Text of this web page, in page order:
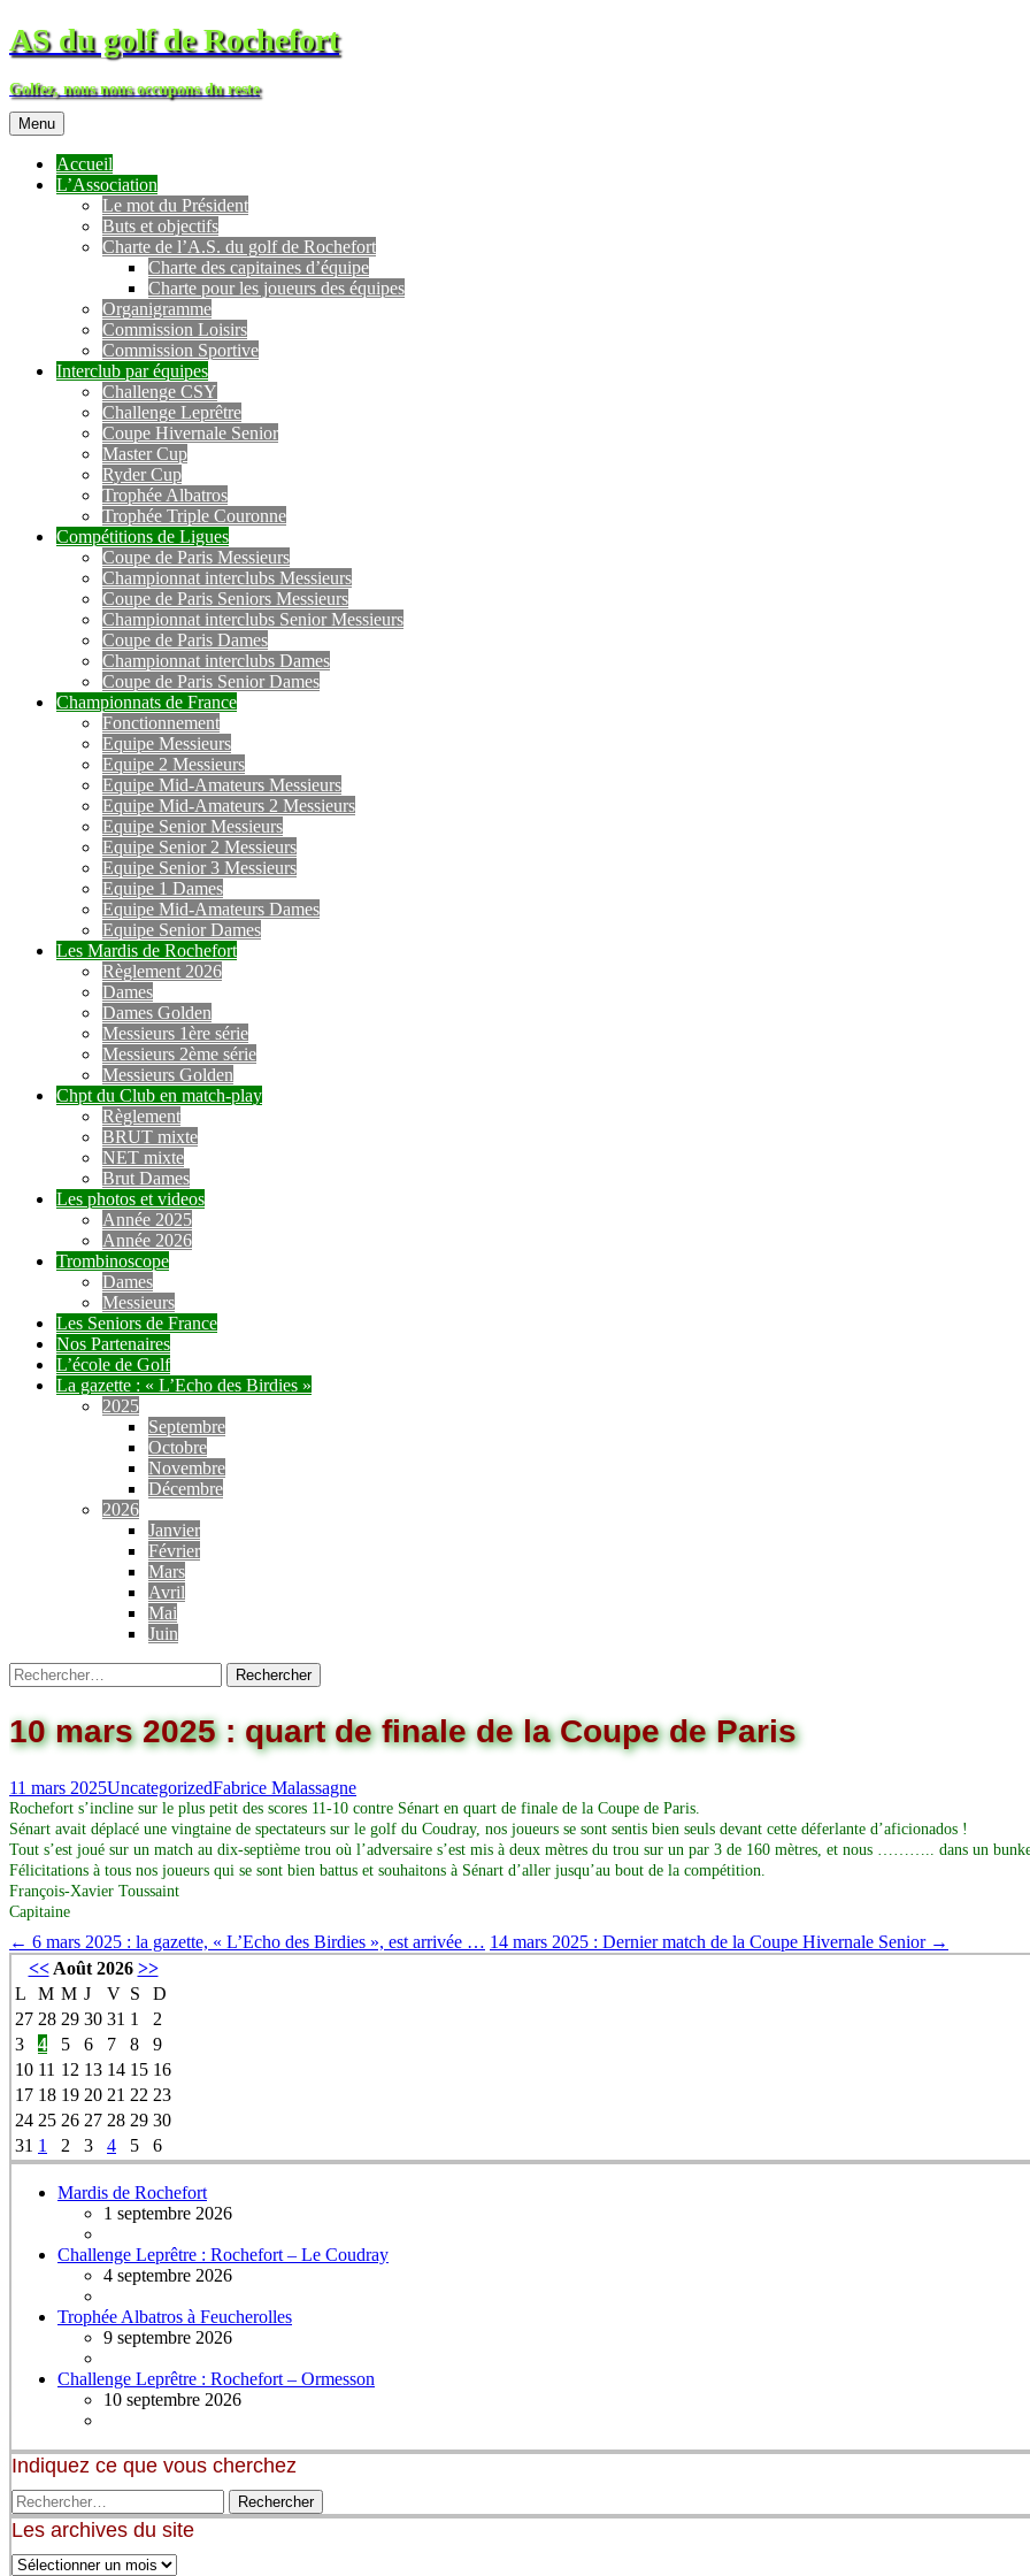
AS du golf de Rochefort
Golfez, nous nous occupons du reste
Menu
Accueil
L’Association
Le mot du Président
Buts et objectifs
Charte de l’A.S. du golf de Rochefort
Charte des capitaines d’équipe
Charte pour les joueurs des équipes
Organigramme
Commission Loisirs
Commission Sportive
Interclub par équipes
Challenge CSY
Challenge Leprêtre
Coupe Hivernale Senior
Master Cup
Ryder Cup
Trophée Albatros
Trophée Triple Couronne
Compétitions de Ligues
Coupe de Paris Messieurs
Championnat interclubs Messieurs
Coupe de Paris Seniors Messieurs
Championnat interclubs Senior Messieurs
Coupe de Paris Dames
Championnat interclubs Dames
Coupe de Paris Senior Dames
Championnats de France
Fonctionnement
Equipe Messieurs
Equipe 2 Messieurs
Equipe Mid-Amateurs Messieurs
Equipe Mid-Amateurs 2 Messieurs
Equipe Senior Messieurs
Equipe Senior 2 Messieurs
Equipe Senior 3 Messieurs
Equipe 1 Dames
Equipe Mid-Amateurs Dames
Equipe Senior Dames
Les Mardis de Rochefort
Règlement 2026
Dames
Dames Golden
Messieurs 1ère série
Messieurs 2ème série
Messieurs Golden
Chpt du Club en match-play
Règlement
BRUT mixte
NET mixte
Brut Dames
Les photos et videos
Année 2025
Année 2026
Trombinoscope
Dames
Messieurs
Les Seniors de France
Nos Partenaires
L’école de Golf
La gazette : « L’Echo des Birdies »
2025
Septembre
Octobre
Novembre
Décembre
2026
Janvier
Février
Mars
Avril
Mai
Juin
10 mars 2025 : quart de finale de la Coupe de Paris
11 mars 2025UncategorizedFabrice Malassagne
Rochefort s’incline sur le plus petit des scores 11-10 contre Sénart en quart de finale de la Coupe de Paris.
Sénart avait déplacé une vingtaine de spectateurs sur le golf du Coudray, nos joueurs se sont sentis bien seuls devant cette déferlante d’aficionados !
Tout s’est joué sur un match au dix-septième trou où l’adversaire s’est mis à deux mètres du trou sur un par 3 de 160 mètres, et nous ……….. dans un
Félicitations à tous nos joueurs qui se sont bien battus et souhaitons à Sénart d’aller jusqu’au bout de la compétition.
François-Xavier Toussaint
Capitaine
← 6 mars 2025 : la gazette, « L’Echo des Birdies », est arrivée … 14 mars 2025 : Dernier match de la Coupe Hivernale Senior →
<<Août 2026 >>
L
M M J V S
D
27 28 29 30 31 1
2
3
4 5 6 7 8
9
10 11 12 13 14 15 16
17 18 19 20 21 22 23
24 25 26 27 28 29 30
31 1 2 3 4 5 6
Mardis de Rochefort
1 septembre 2026
Challenge Leprêtre : Rochefort – Le Coudray
4 septembre 2026
Trophée Albatros à Feucherolles
9 septembre 2026
Challenge Leprêtre : Rochefort – Ormesson
10 septembre 2026
Indiquez ce que vous cherchez
Les archives du site